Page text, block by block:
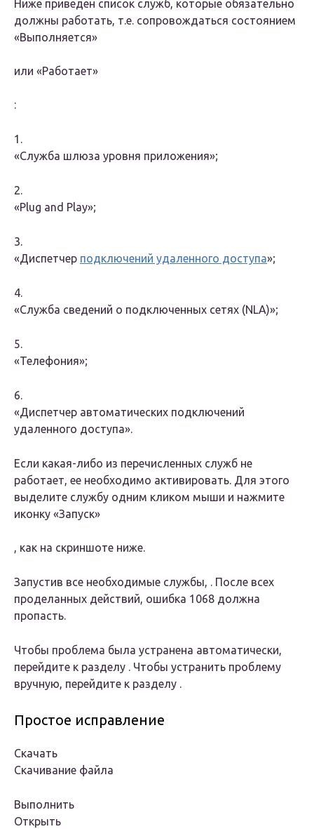
Ниже приведен список служб, которые обязательно
должны работать, т.е. сопровождаться состоянием
«Выполняется»
или «Работает»
:
1.
«Служба шлюза уровня приложения»;
2.
«Plug and Play»;
3.
«Диспетчер подключений удаленного доступа»;
4.
«Служба сведений о подключенных сетях (NLA)»;
5.
«Телефония»;
6.
«Диспетчер автоматических подключений
удаленного доступа».
Если какая-либо из перечисленных служб не
работает, ее необходимо активировать. Для этого
выделите службу одним кликом мыши и нажмите
иконку «Запуск»
, как на скриншоте ниже.
Запустив все необходимые службы, . После всех
проделанных действий, ошибка 1068 должна
пропасть.
Чтобы проблема была устранена автоматически,
перейдите к разделу . Чтобы устранить проблему
вручную, перейдите к разделу .
Простое исправление
Скачать
Скачивание файла
Выполнить
Открыть